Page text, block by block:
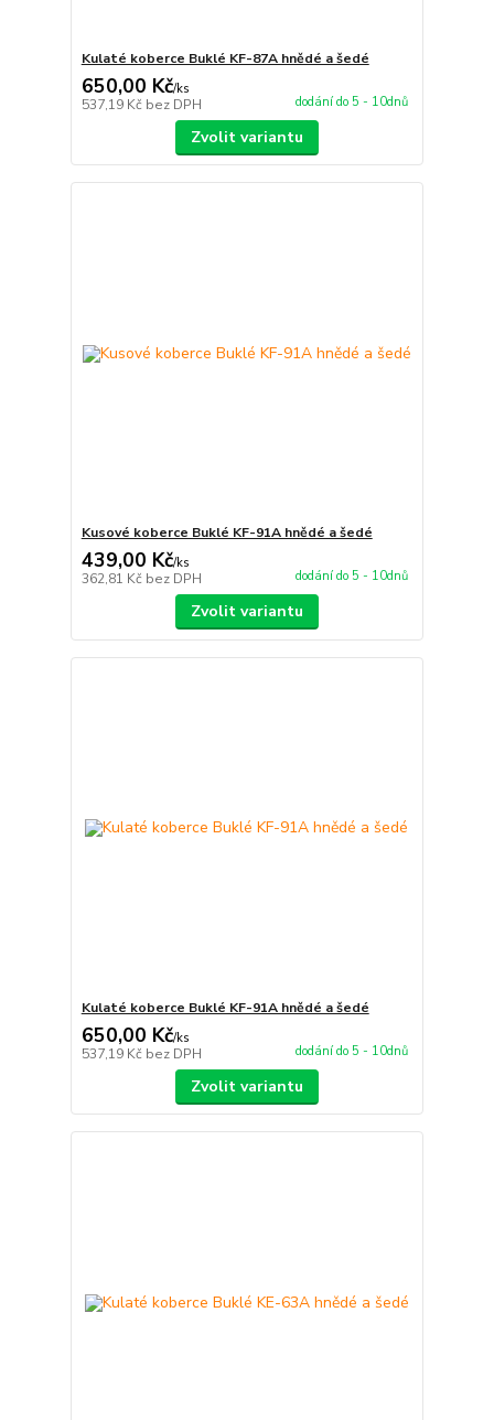
Kulaté koberce Buklé KF-87A hnědé a šedé
650,00 Kč/ks
537,19 Kč bez DPH dodání do 5 - 10dnů
Zvolit variantu
Kusové koberce Buklé KF-91A hnědé a šedé
439,00 Kč/ks
362,81 Kč bez DPH dodání do 5 - 10dnů
Zvolit variantu
Kulaté koberce Buklé KF-91A hnědé a šedé
650,00 Kč/ks
537,19 Kč bez DPH dodání do 5 - 10dnů
Zvolit variantu